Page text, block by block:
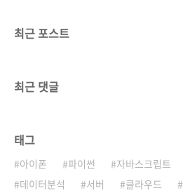
최근 포스트
최근 댓글
태그
아이폰 파이썬 자바스크립트
데이터분석
서버 클라우드